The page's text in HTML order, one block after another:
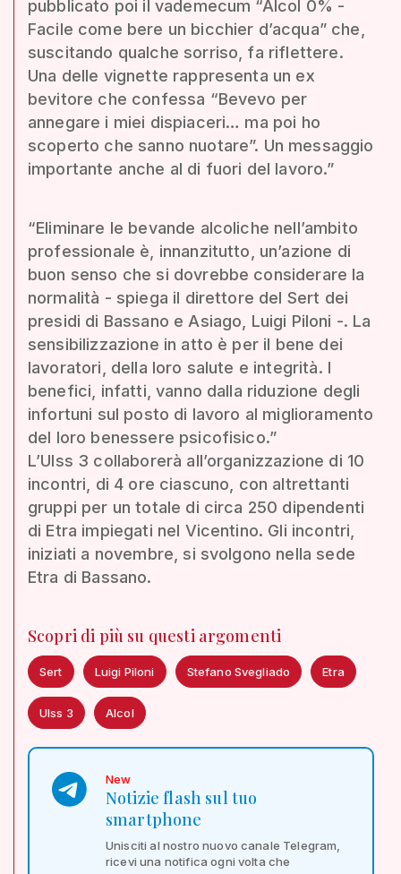
pubblicato poi il vademecum “Alcol 0% -
Facile come bere un bicchier d’acqua” che,
suscitando qualche sorriso, fa riflettere.
Una delle vignette rappresenta un ex
bevitore che confessa “Bevevo per
annegare i miei dispiaceri… ma poi ho
scoperto che sanno nuotare”. Un messaggio
importante anche al di fuori del lavoro.”
“Eliminare le bevande alcoliche nell’ambito
professionale è, innanzitutto, un’azione di
buon senso che si dovrebbe considerare la
normalità - spiega il direttore del Sert dei
presidi di Bassano e Asiago, Luigi Piloni -. La
sensibilizzazione in atto è per il bene dei
lavoratori, della loro salute e integrità. I
benefici, infatti, vanno dalla riduzione degli
infortuni sul posto di lavoro al miglioramento
del loro benessere psicofisico.”
L’Ulss 3 collaborerà all’organizzazione di 10
incontri, di 4 ore ciascuno, con altrettanti
gruppi per un totale di circa 250 dipendenti
di Etra impiegati nel Vicentino. Gli incontri,
iniziati a novembre, si svolgono nella sede
Etra di Bassano.
Scopri di più su questi argomenti
Sert Luigi Piloni Stefano Svegliado Etra
Ulss 3 Alcol
New
Notizie flash sul tuo
smartphone
Unisciti al nostro nuovo canale Telegram,
ricevi una notifica ogni volta che